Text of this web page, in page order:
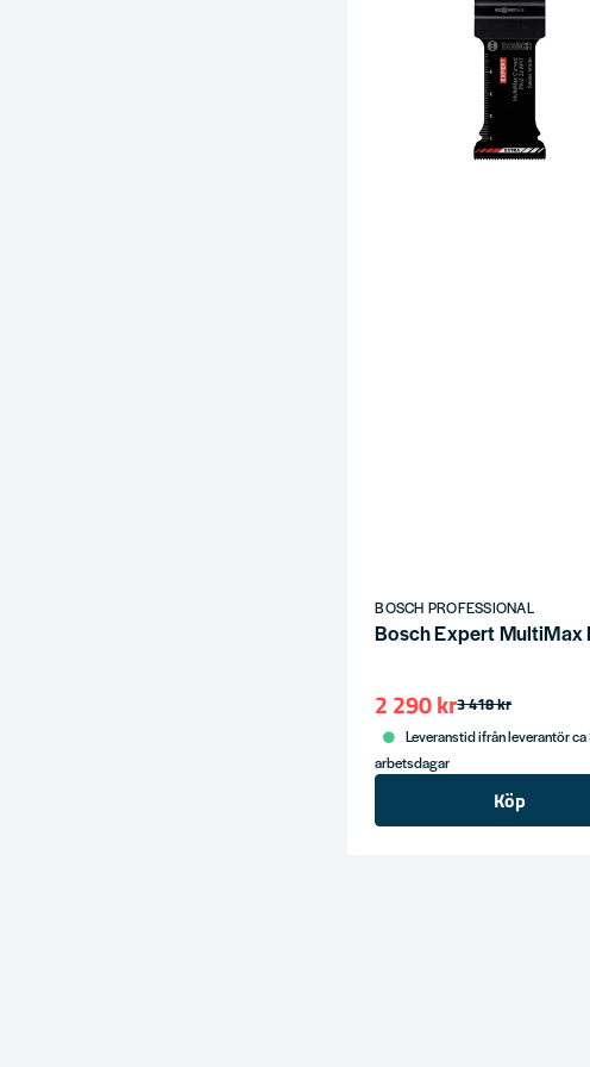
BOSCH PROFESSIONAL
Bosch Expert MultiMax
3 418 kr
2 290 kr
Leveranstid ifrån leverantör ca
arbetsdagar
Köp